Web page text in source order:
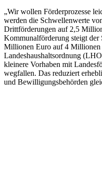
„Wir wollen Förderprozesse
werden die Schwellenwerte
Drittförderungen auf 2,5
Kommunalförderung steigt
Millionen Euro auf 4 Millionen
Landeshaushaltsordnung
kleinere Vorhaben mit
wegfallen. Das reduziert
und Bewilligungsbehörden